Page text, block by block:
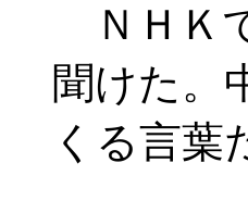
ＮＨＫ
聞けた。
くる言葉